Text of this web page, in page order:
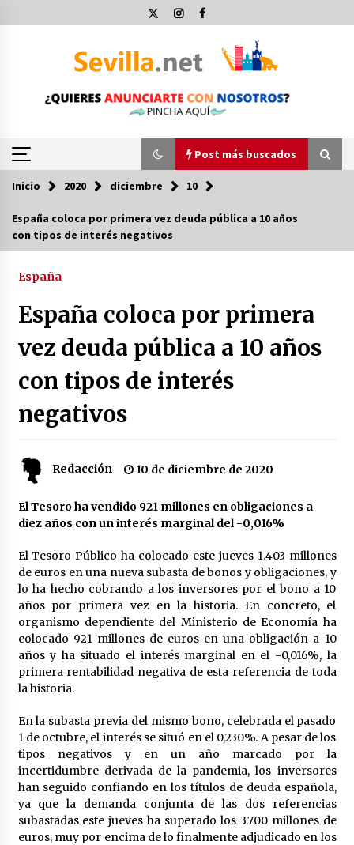
al
Post más buscados
Post más buscados
Operación Policial y Detenciones Tras Pelea
Por qué el lanzamiento de hachas es tan
divertido (y cada vez más popular)
10 de noviembre de 2022
Plaga de pulgas en el festival Interestelar de
24 de mayo de 2022
5.500 efectivos se encargarán de la seguridad
17 de mayo de 2022
Down Sevilla
13 de mayo de 2022
La Cartuja Pickman esquiva su liquidación al
no tener que pagar seis millones de euros a la
Seguridad Social
13 de mayo de 2022
7 de mayo de 2022
Los farolillos de la Feria de Sevilla se
repondrán cuando desaparezca el riesgo de
lluvia
4 de mayo de 2022
Muere el cardenal Carlos Amigo Vallejo
Inicio 2020 diciembre 10
España coloca por primera vez deuda pública a 10 años
con tipos de interés negativos
España
España coloca por primera
vez deuda pública a 10 años
con tipos de interés
negativos
Redacción 10 de diciembre de 2020
El Tesoro ha vendido 921 millones en obligaciones a
diez años con un interés marginal del -0,016%
El Tesoro Público ha colocado este jueves 1.403 millones
de euros en una nueva subasta de bonos y obligaciones, y
lo ha hecho cobrando a los inversores por el bono a 10
años por primera vez en la historia. En concreto, el
organismo dependiente del Ministerio de Economía ha
colocado 921 millones de euros en una obligación a 10
años y ha situado el interés marginal en el -0,016%, la
primera rentabilidad negativa de esta referencia de toda
la historia.
En la subasta previa del mismo bono, celebrada el pasado
1 de octubre, el interés se situó en el 0,230%. A pesar de los
tipos negativos y en un año marcado por la
incertidumbre derivada de la pandemia, los inversores
han seguido confiando en los títulos de deuda española,
ya que la demanda conjunta de las dos referencias
subastadas este jueves ha superado los 3.700 millones de
euros, muy por encima de lo finalmente adjudicado en los